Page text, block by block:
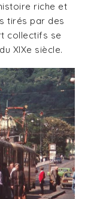
riche et
tirés par des
collectifs se
XIXe siècle.